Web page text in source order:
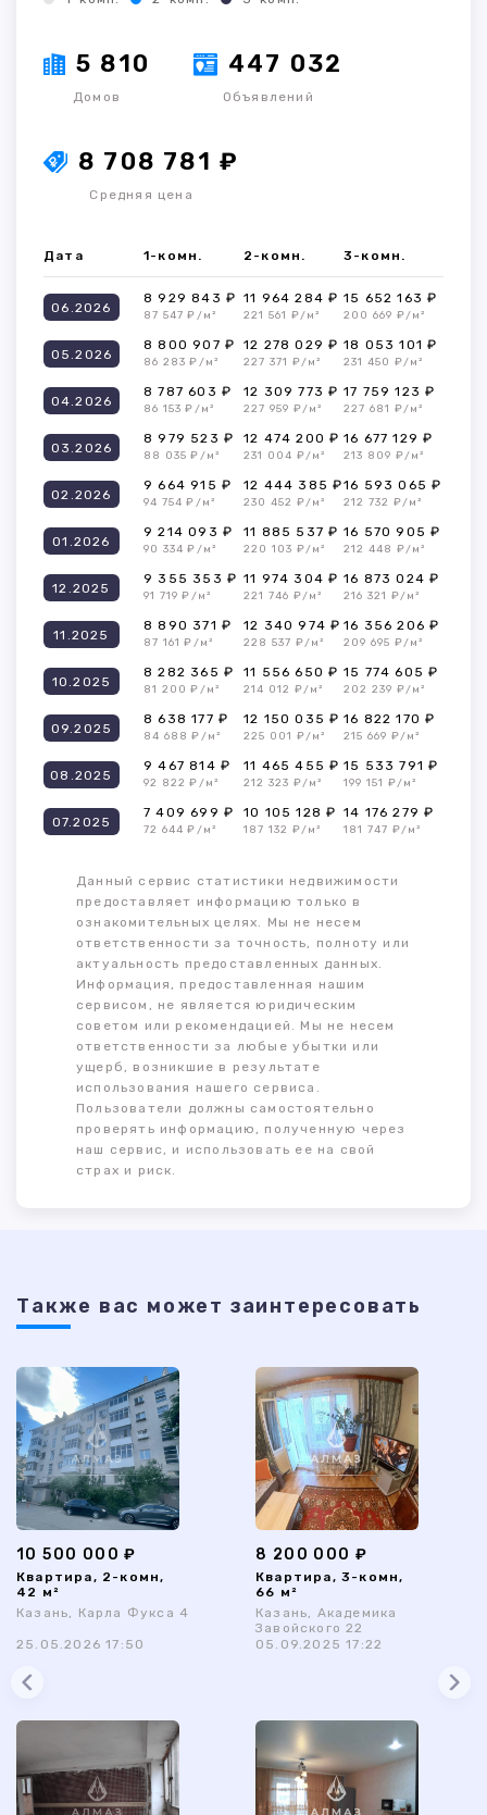
5 810
Домов
447 032
Объявлений
8 708 781 ₽
Средняя цена
Дата 1-комн. 2-комн. 3-комн.
06.2026
8 929 843 ₽
87 547 ₽/м²
11 964 284 ₽
221 561 ₽/м²
15 652 163 ₽
200 669 ₽/м²
05.2026
8 800 907 ₽
86 283 ₽/м²
12 278 029 ₽
227 371 ₽/м²
18 053 101 ₽
231 450 ₽/м²
04.2026
8 787 603 ₽
86 153 ₽/м²
12 309 773 ₽
227 959 ₽/м²
17 759 123 ₽
227 681 ₽/м²
03.2026
8 979 523 ₽
88 035 ₽/м²
12 474 200 ₽
231 004 ₽/м²
16 677 129 ₽
213 809 ₽/м²
02.2026
9 664 915 ₽
94 754 ₽/м²
12 444 385 ₽
230 452 ₽/м²
16 593 065 ₽
212 732 ₽/м²
01.2026
9 214 093 ₽
90 334 ₽/м²
11 885 537 ₽
220 103 ₽/м²
16 570 905 ₽
212 448 ₽/м²
12.2025
9 355 353 ₽
91 719 ₽/м²
11 974 304 ₽
221 746 ₽/м²
16 873 024 ₽
216 321 ₽/м²
11.2025
8 890 371 ₽
87 161 ₽/м²
12 340 974 ₽
228 537 ₽/м²
16 356 206 ₽
209 695 ₽/м²
10.2025
8 282 365 ₽
81 200 ₽/м²
11 556 650 ₽
214 012 ₽/м²
15 774 605 ₽
202 239 ₽/м²
09.2025
8 638 177 ₽
84 688 ₽/м²
12 150 035 ₽
225 001 ₽/м²
16 822 170 ₽
215 669 ₽/м²
08.2025
9 467 814 ₽
92 822 ₽/м²
11 465 455 ₽
212 323 ₽/м²
15 533 791 ₽
199 151 ₽/м²
07.2025
7 409 699 ₽
72 644 ₽/м²
10 105 128 ₽
187 132 ₽/м²
14 176 279 ₽
181 747 ₽/м²
Данный сервис статистики недвижимости
предоставляет информацию только в
ознакомительных целях. Мы не несем
ответственности за точность, полноту или
актуальность предоставленных данных.
Информация, предоставленная нашим
сервисом, не является юридическим
советом или рекомендацией. Мы не несем
ответственности за любые убытки или
ущерб, возникшие в результате
использования нашего сервиса.
Пользователи должны самостоятельно
проверять информацию, полученную через
наш сервис, и использовать ее на свой
страх и риск.
Также ваc может заинтересовать
10 500 000 ₽
Квартира, 2-комн,
42 м²
Казань, Карла Фукса 4
25.05.2026 17:50
8 200 000 ₽
Квартира, 3-комн,
66 м²
Казань, Академика
Завойского 22
05.09.2025 17:22